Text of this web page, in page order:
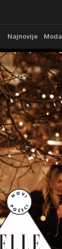
Najnovije Moda